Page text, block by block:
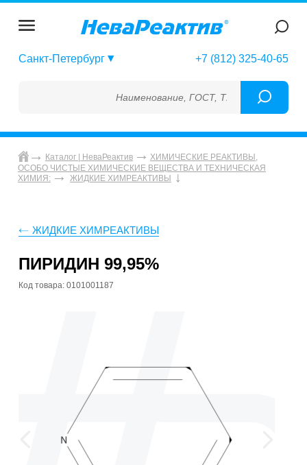
Санкт-Петербург +7 (812) 325-40-65
Наименование, ГОСТ, ТУ, ГСО, МСО, ОСО,
Каталог | НеваРеактив
ХИМИЧЕСКИЕ РЕАКТИВЫ,
ОСОБО ЧИСТЫЕ ХИМИЧЕСКИЕ ВЕЩЕСТВА И ТЕХНИЧЕСКАЯ
ХИМИЯ:
ЖИДКИЕ ХИМРЕАКТИВЫ
ЖИДКИЕ ХИМРЕАКТИВЫ
ПИРИДИН 99,95%
Код товара: 0101001187